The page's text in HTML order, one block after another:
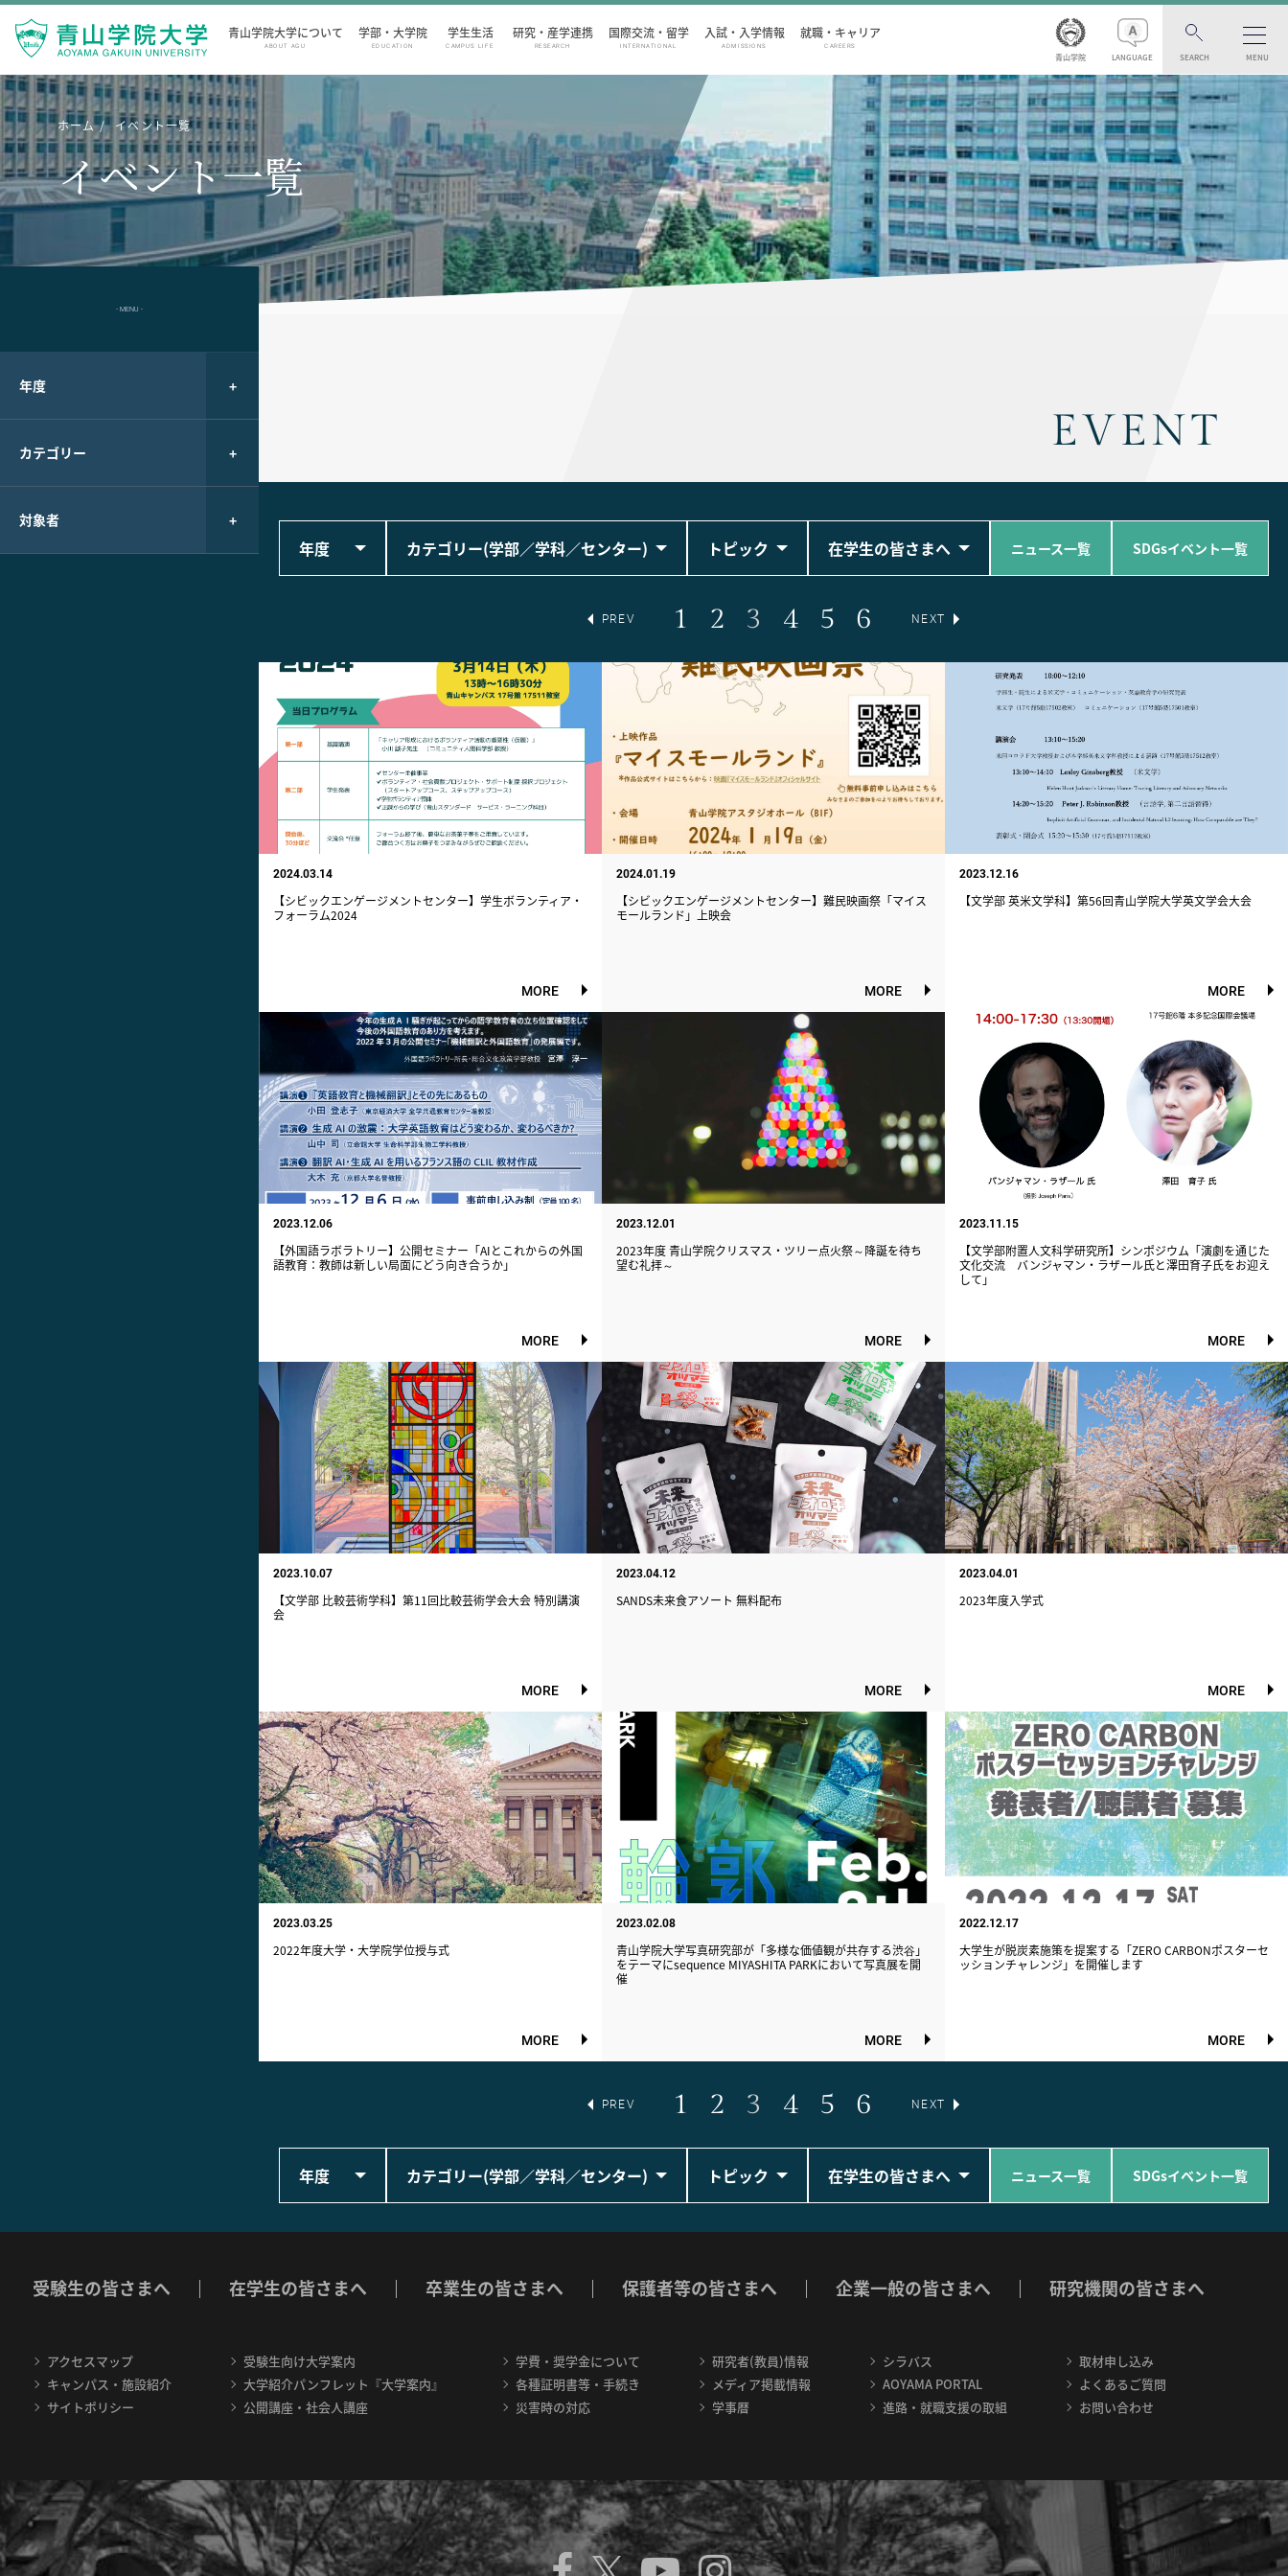
青山学院大学について
ABOUT AGU
学部・大学院
EDUCATION
学生生活
CAMPUS LIFE
研究・産学連携
RESEARCH
国際交流・留学
INTERNATIONAL
入試・入学情報
ADMISSIONS
就職・キャリア
CAREERS
青山学院 LANGUAGE SEARCH MENU
ホーム イベント一覧
イベント一覧
- MENU -
年度
カテゴリー
対象者
EVENT
年度 カテゴリー(学部／学科／センター) トピック 在学生の皆さまへ ニュース一覧 SDGsイベント一覧
PREV 1 2 3 4 5 6 NEXT
2024.03.14
【シビックエンゲージメントセンター】学生ボランティア・
フォーラム2024
MORE
2024.01.19
【シビックエンゲージメントセンター】難民映画祭「マイス
モールランド」上映会
MORE
2023.12.16
【文学部 英米文学科】第56回青山学院大学英文学会大会
MORE
2023.12.06
【外国語ラボラトリー】公開セミナー「AIとこれからの外国
語教育：教師は新しい局面にどう向き合うか」
MORE
2023.12.01
2023年度 青山学院クリスマス・ツリー点火祭～降誕を待ち
望む礼拝～
MORE
2023.11.15
【文学部附置人文科学研究所】シンポジウム「演劇を通じた
文化交流 バンジャマン・ラザール氏と澤田育子氏をお迎え
して」
MORE
2023.10.07
【文学部 比較芸術学科】第11回比較芸術学会大会 特別講演
会
MORE
2023.04.12
SANDS未来食アソート 無料配布
MORE
2023.04.01
2023年度入学式
MORE
2023.03.25
2022年度大学・大学院学位授与式
MORE
2023.02.08
青山学院大学写真研究部が「多様な価値観が共存する渋⾕」
をテーマにsequence MIYASHITA PARKにおいて写真展を開
催
MORE
2022.12.17
大学生が脱炭素施策を提案する「ZERO CARBONポスターセ
ッションチャレンジ」を開催します
MORE
PREV 1 2 3 4 5 6 NEXT
年度 カテゴリー(学部／学科／センター) トピック 在学生の皆さまへ ニュース一覧 SDGsイベント一覧
受験生の皆さまへ 在学生の皆さまへ 卒業生の皆さまへ 保護者等の皆さまへ 企業一般の皆さまへ 研究機関の皆さまへ
アクセスマップ
キャンパス・施設紹介
サイトポリシー
受験生向け大学案内
大学紹介パンフレット『大学案内』
公開講座・社会人講座
学費・奨学金について
各種証明書等・手続き
災害時の対応
研究者(教員)情報
メディア掲載情報
学事暦
シラバス
AOYAMA PORTAL
進路・就職支援の取組
取材申し込み
よくあるご質問
お問い合わせ